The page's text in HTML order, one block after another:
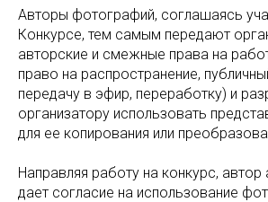
Авторы фотографий, соглашаясь
Конкурсе, тем самым передают
авторские и смежные права на
право на распространение,
передачу в эфир, переработку) и
организатору использовать
для ее копирования или
Направляя работу на конкурс, автор
дает согласие на использование